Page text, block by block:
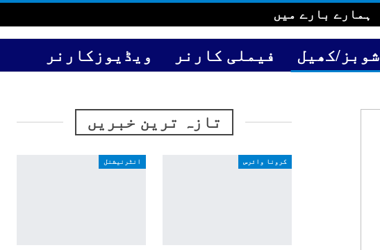
ہمارے بارے میں
شوبز/کھیل فیملی کارنر
ویڈیوزکارنر
تازہ ترین خبریں
کرونا وائرس انٹرنیشنل